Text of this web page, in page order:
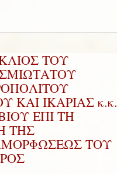
ΤΟΥ
ΚΑΙ ΙΚΑΡΙΑΣ κ.κ.
ΕΠΙ ΤΗ
ΤΗΣ
ΤΟΥ